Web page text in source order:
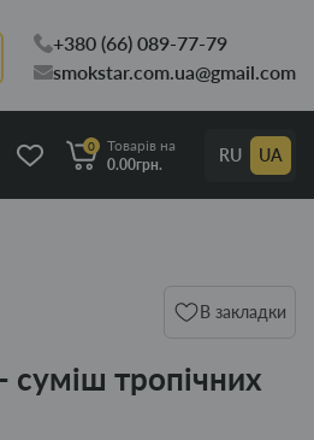
+380 (66) 089-77-79
smokstar.com.ua@gmail.com
0
Товарів на
0.00грн.
RU UA
В закладки
суміш тропічних